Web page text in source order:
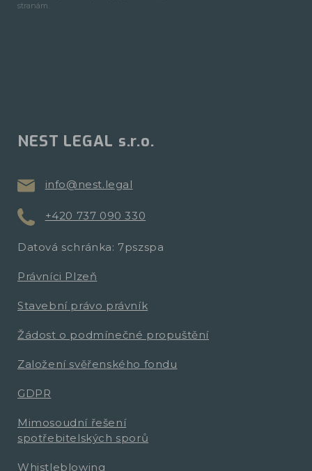
stranám.
NEST LEGAL s.r.o.
info@nest.legal
+420 737 090 330
Datová schránka: 7pszspa
Právníci Plzeň
Stavební právo právník
Žádost o podmínečné propuštění
Založení svěřenského fondu
GDPR
Mimosoudní řešení
spotřebitelských sporů
Whistleblowing